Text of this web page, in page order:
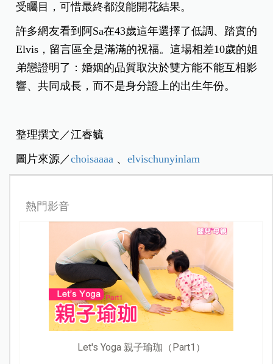
受矚目，可惜最終都沒能開花結果。
許多網友看到阿Sa在43歲這年選擇了低調、踏實的
Elvis，留言區全是滿滿的祝福。這場相差10歲的姐
弟戀證明了：婚姻的品質取決於雙方能不能互相影
響、共同成長，而不是身分證上的出生年份。
整理撰文／江睿毓
圖片來源／choisaaaa 、elvischunyinlam
熱門影音
Let's Yoga 親子瑜珈（Part1）